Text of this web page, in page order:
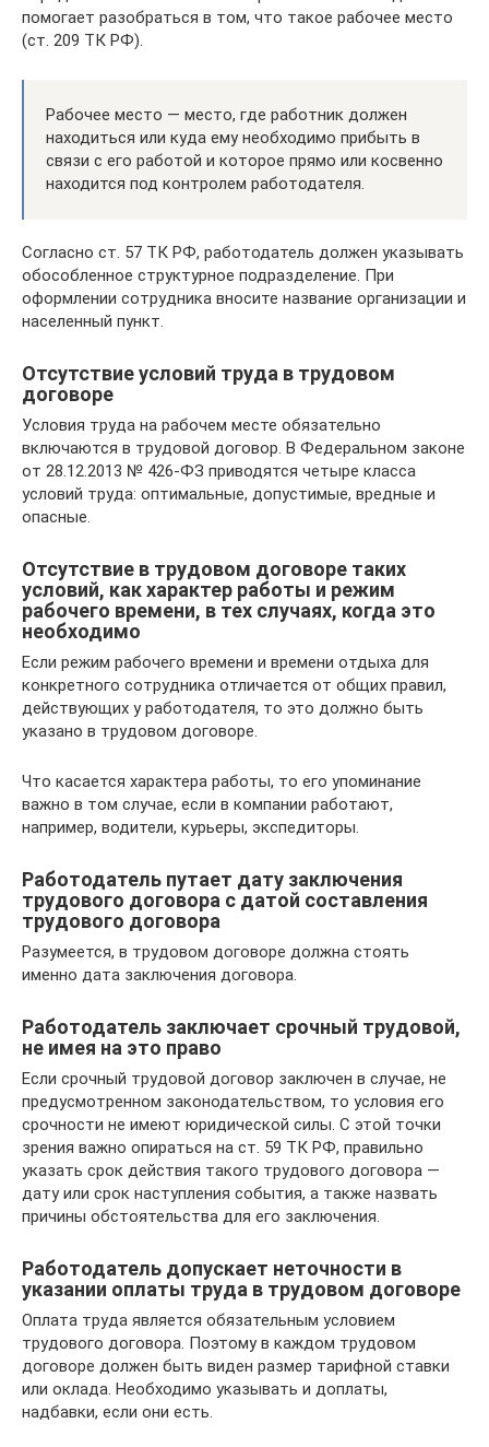
помогает разобраться в том, что такое рабочее место
(ст. 209 ТК РФ).
Рабочее место — место, где работник должен
находиться или куда ему необходимо прибыть в
связи с его работой и которое прямо или косвенно
находится под контролем работодателя.
Согласно ст. 57 ТК РФ, работодатель должен указывать
обособленное структурное подразделение. При
оформлении сотрудника вносите название организации и
населенный пункт.
Отсутствие условий труда в трудовом
договоре
Условия труда на рабочем месте обязательно
включаются в трудовой договор. В Федеральном законе
от 28.12.2013 № 426-ФЗ приводятся четыре класса
условий труда: оптимальные, допустимые, вредные и
опасные.
Отсутствие в трудовом договоре таких
условий, как характер работы и режим
рабочего времени, в тех случаях, когда это
необходимо
Если режим рабочего времени и времени отдыха для
конкретного сотрудника отличается от общих правил,
действующих у работодателя, то это должно быть
указано в трудовом договоре.
Что касается характера работы, то его упоминание
важно в том случае, если в компании работают,
например, водители, курьеры, экспедиторы.
Работодатель путает дату заключения
трудового договора с датой составления
трудового договора
Разумеется, в трудовом договоре должна стоять
именно дата заключения договора.
Работодатель заключает срочный трудовой,
не имея на это право
Если срочный трудовой договор заключен в случае, не
предусмотренном законодательством, то условия его
срочности не имеют юридической силы. С этой точки
зрения важно опираться на ст. 59 ТК РФ, правильно
указать срок действия такого трудового договора —
дату или срок наступления события, а также назвать
причины обстоятельства для его заключения.
Работодатель допускает неточности в
указании оплаты труда в трудовом договоре
Оплата труда является обязательным условием
трудового договора. Поэтому в каждом трудовом
договоре должен быть виден размер тарифной ставки
или оклада. Необходимо указывать и доплаты,
надбавки, если они есть.